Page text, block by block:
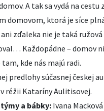
A tak sa vydá na cestu
domovom, ktorá je síce
zďaleka nie je taká ružová
Každopádne – domov
kde nás majú radi.
predlohy súčasnej českej
réžii Kataríny Aulitisovej.
a bábky: Ivana Macková